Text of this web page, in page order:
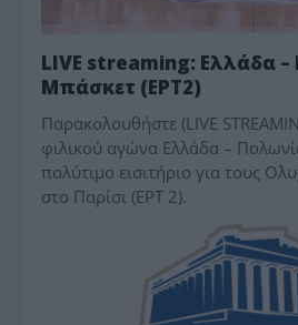
LIVE streaming: Ελλάδα
Μπάσκετ (ΕΡΤ2)
Παρακολουθήστε (LIVE
φιλικού αγώνα Ελλάδα –
πολύτιμο εισιτήριο για τους
στο Παρίσι (ΕΡΤ 2).
MEDIA - ΤΥΠΟΛΟΓΙΕΣ